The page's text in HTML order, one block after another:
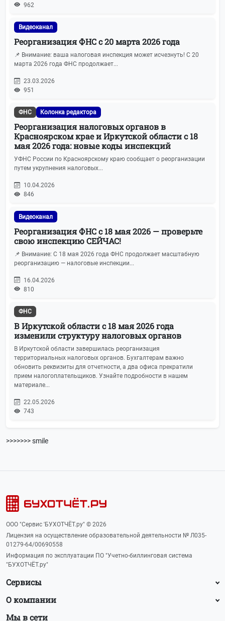
962
Видеоканал
Реорганизация ФНС с 20 марта 2026 года
📌 Внимание: ваша налоговая инспекция может исчезнуть! С 20
марта 2026 года ФНС продолжает...
23.03.2026
951
ФНС Колонка редактора
Реорганизация налоговых органов в
Красноярском крае и Иркутской области с 18
мая 2026 года: новые коды инспекций
УФНС России по Красноярскому краю сообщает о реорганизации
путем укрупнения налоговых...
10.04.2026
846
Видеоканал
Реорганизация ФНС с 18 мая 2026 — проверьте
свою инспекцию СЕЙЧАС!
📌 Внимание: С 18 мая 2026 года ФНС продолжает масштабную
реорганизацию — налоговые инспекции...
16.04.2026
810
ФНС
В Иркутской области с 18 мая 2026 года
изменили структуру налоговых органов
В Иркутской области завершилась реорганизация
территориальных налоговых органов. Бухгалтерам важно
обновить реквизиты для отчетности, а два офиса прекратили
прием налогоплательщиков. Узнайте подробности в нашем
материале...
22.05.2026
743
>>>>>>> smile
ООО "Сервис 'БУХОТЧЁТ.ру" © 2026
Лицензия на осуществление образовательной деятельности № Л035-
01279-64/00690558
Информация по эксплуатации ПО "Учетно-биллинговая система
"БУХОТЧЁТ.ру"
Сервисы
О компании
Мы в сети